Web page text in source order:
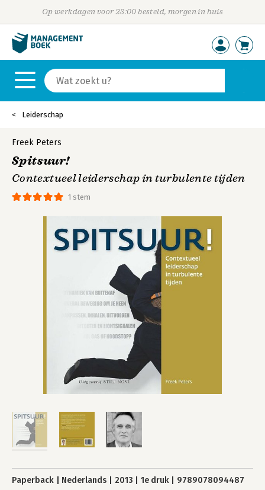
Op werkdagen voor 23:00 besteld, morgen in huis
Leiderschap
1 stem
Freek Peters
Spitsuur!
Contextueel leiderschap in turbulente tijden
Paperback Nederlands 2013 1e druk 9789078094487